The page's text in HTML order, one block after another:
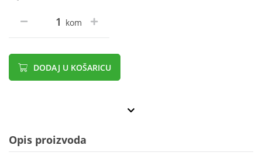
kom
DODAJ U KOŠARICU
Opis proizvoda